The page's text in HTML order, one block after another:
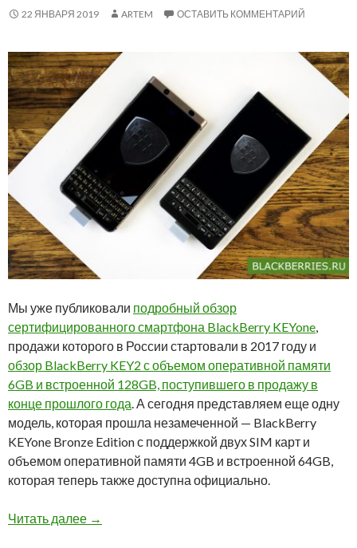
22 ЯНВАРЯ 2019 ARTEM ОСТАВИТЬ КОММЕНТАРИЙ
Мы уже публиковали подробный обзор
сертифицированного смартфона BlackBerry KEYone,
продажи которого в России стартовали в 2017 году и
обзор BlackBerry KEY2 с объемом оперативной памяти
6GB и встроенной 128GB, поступившего в продажу в
конце прошлого года. А сегодня представляем еще одну
модель, которая прошла незамеченной — BlackBerry
KEYone Bronze Edition с поддержкой двух SIM карт и
объемом оперативной памяти 4GB и встроенной 64GB,
которая теперь также доступна официально.
Читать далее Все сертифицированные модели BlackBerry
→